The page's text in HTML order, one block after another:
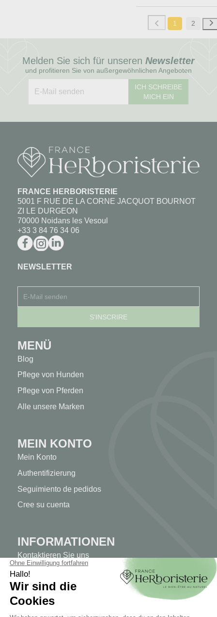
1 2
Melden Sie sich für unseren Newsletter
und profitieren Sie von außergewöhnlichen Angeboten
ICH SCHREIBE
MICH EIN
FRANCE HERBORISTERIE
5001 F RUE DE LA CORNE JACQUOT BOURNOT
ZI LE DURGEON
70000 Noidans les Vesoul
+33 3 84 76 34 06
NEWSLETTER
MENÜ
Blog
Pflege von Hunden
Pflege von Pferden
Alle unsere Marken
MEIN KONTO
Mein Konto
Authentifizierung
Seguimiento de pedidos
Cree su cuenta
INFORMATIONEN
Kontaktieren Sie uns
Sitemap
Unser Kräuterladen
Lieferung